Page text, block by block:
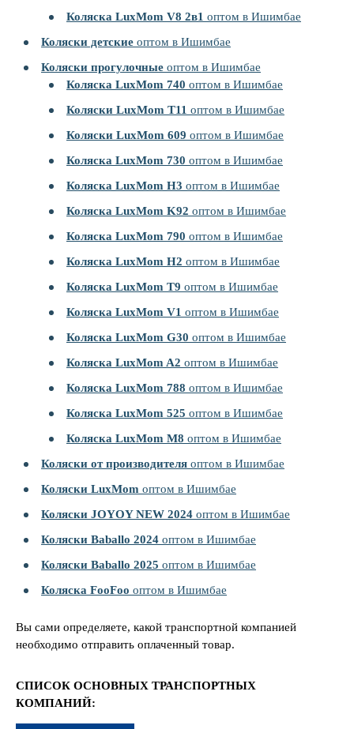
Коляска LuxMom V8 2в1 оптом в Ишимбае
Коляски детские оптом в Ишимбае
Коляски прогулочные оптом в Ишимбае
Коляска LuxMom 740 оптом в Ишимбае
Коляски LuxMom T11 оптом в Ишимбае
Коляски LuxMom 609 оптом в Ишимбае
Коляска LuxMom 730 оптом в Ишимбае
Коляска LuxMom H3 оптом в Ишимбае
Коляска LuxMom K92 оптом в Ишимбае
Коляска LuxMom 790 оптом в Ишимбае
Коляска LuxMom H2 оптом в Ишимбае
Коляска LuxMom T9 оптом в Ишимбае
Коляска LuxMom V1 оптом в Ишимбае
Коляска LuxMom G30 оптом в Ишимбае
Коляска LuxMom A2 оптом в Ишимбае
Коляска LuxMom 788 оптом в Ишимбае
Коляска LuxMom 525 оптом в Ишимбае
Коляска LuxMom M8 оптом в Ишимбае
Коляски от производителя оптом в Ишимбае
Коляски LuxMom оптом в Ишимбае
Коляски JOYOY NEW 2024 оптом в Ишимбае
Коляски Baballo 2024 оптом в Ишимбае
Коляски Baballo 2025 оптом в Ишимбае
Коляска FooFoo оптом в Ишимбае
Вы сами определяете, какой транспортной компанией
необходимо отправить оплаченный товар.
СПИСОК ОСНОВНЫХ ТРАНСПОРТНЫХ
КОМПАНИЙ: